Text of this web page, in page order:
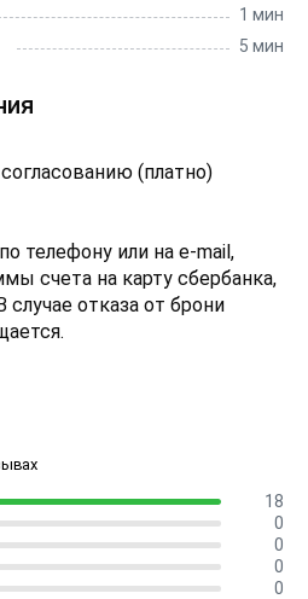
1 мин
5 мин
(платно)
телефону или на e-mail,
счета на карту сбербанка,
отказа от брони
18
0
0
0
0